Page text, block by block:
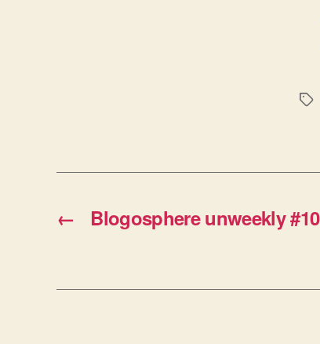
← Blogosphere unweekly